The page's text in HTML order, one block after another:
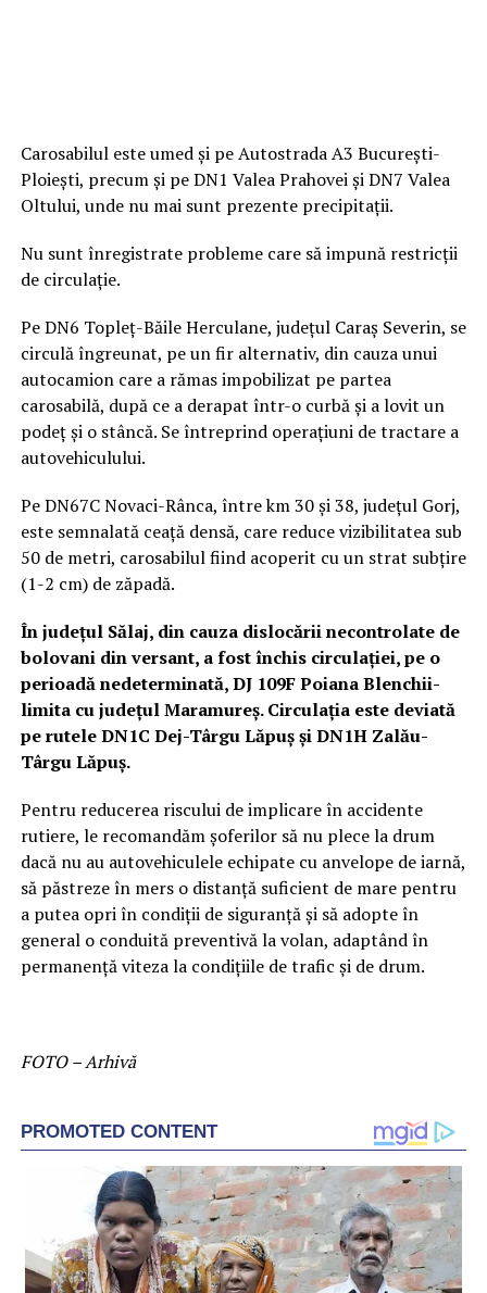
Carosabilul este umed şi pe Autostrada A3 Bucureşti-
Ploieşti, precum şi pe DN1 Valea Prahovei şi DN7 Valea
Oltului, unde nu mai sunt prezente precipitaţii.
Nu sunt înregistrate probleme care să impună restricţii
de circulaţie.
Pe DN6 Topleţ-Băile Herculane, judeţul Caraş Severin, se
circulă îngreunat, pe un fir alternativ, din cauza unui
autocamion care a rămas impobilizat pe partea
carosabilă, după ce a derapat într-o curbă şi a lovit un
podeţ şi o stâncă. Se întreprind operaţiuni de tractare a
autovehiculului.
Pe DN67C Novaci-Rânca, între km 30 şi 38, judeţul Gorj,
este semnalată ceaţă densă, care reduce vizibilitatea sub
50 de metri, carosabilul fiind acoperit cu un strat subţire
(1-2 cm) de zăpadă.
În judeţul Sălaj, din cauza dislocării necontrolate de
bolovani din versant, a fost închis circulaţiei, pe o
perioadă nedeterminată, DJ 109F Poiana Blenchii-
limita cu judeţul Maramureş. Circulaţia este deviată
pe rutele DN1C Dej-Târgu Lăpuş şi DN1H Zalău-
Târgu Lăpuş.
Pentru reducerea riscului de implicare în accidente
rutiere, le recomandăm şoferilor să nu plece la drum
dacă nu au autovehiculele echipate cu anvelope de iarnă,
să păstreze în mers o distanţă suficient de mare pentru
a putea opri în condiţii de siguranţă şi să adopte în
general o conduită preventivă la volan, adaptând în
permanenţă viteza la condiţiile de trafic şi de drum.
FOTO – Arhivă